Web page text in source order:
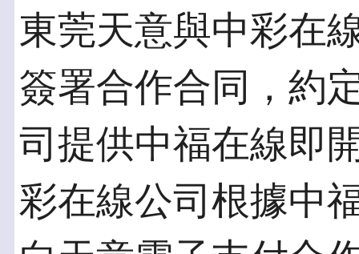
東莞天意與中彩在
簽署合作合同，約
司提供中福在線即
彩在線公司根據中